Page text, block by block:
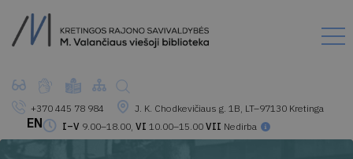
+370 445 78 984
J. K. Chodkevičiaus g. 1B, LT–97130 Kretinga
I–V 9.00–18.00, VI 10.00–15.00 VII Nedirba
EN